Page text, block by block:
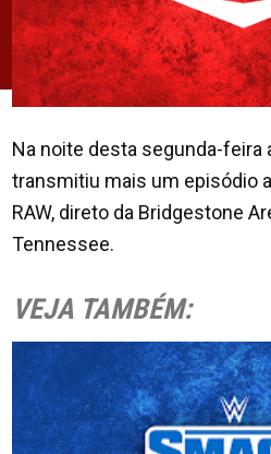
Na noite desta segunda-feira
transmitiu mais um episódio
RAW, direto da Bridgestone
Tennessee.
VEJA TAMBÉM: